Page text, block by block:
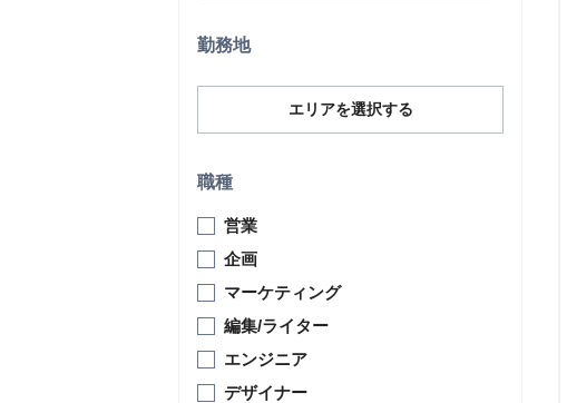
勤務地
エリアを選択する
職種
営業
企画
マーケティング
編集/ライター
エンジニア
デザイナー